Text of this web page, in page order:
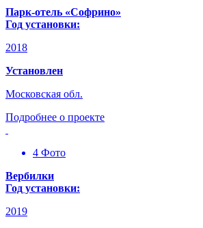
Парк-отель «Софрино»
Год установки:
2018
Установлен
Московская обл.
Подробнее о проекте
4 Фото
Вербилки
Год установки:
2019